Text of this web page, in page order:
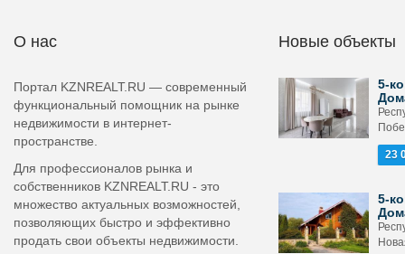
О нас
Портал KZNREALT.RU — современный
функциональный помощник на рынке
недвижимости в интернет-
пространстве.
Для профессионалов рынка и
собственников KZNREALT.RU - это
множество актуальных возможностей,
позволяющих быстро и эффективно
продать свои объекты недвижимости.
Новые объекты
5-
23
5-